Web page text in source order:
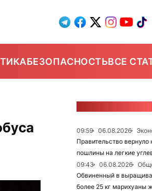
БЕЗОПАСНОСТЬВСЕ
09:59 06.08.2026
Правительство
пошлины на легкие
09:43
06.08.2026
Обвиненный в
более 25 кг марихуаны